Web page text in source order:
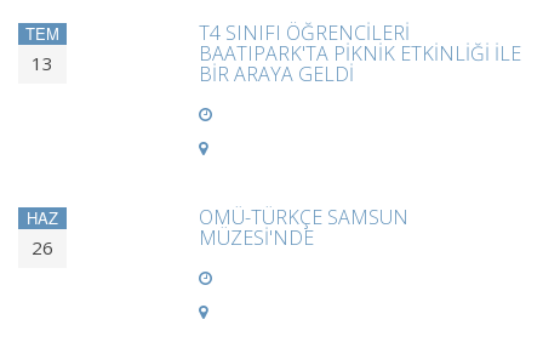
TEM
13
T4 SINIFI ÖĞRENCİLERİ
BAATIPARK'TA PİKNİK ETKİNLİĞİ İLE
BİR ARAYA GELDİ
HAZ
26
OMÜ-TÜRKÇE SAMSUN
MÜZESİ'NDE